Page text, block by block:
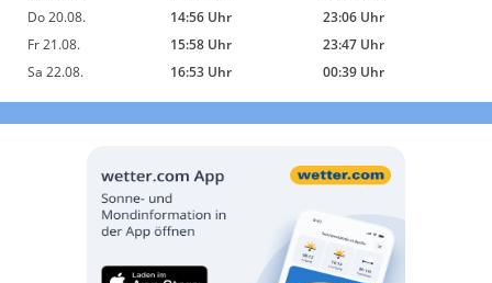
Do 20.08.
14:56 Uhr
23:06 Uhr
Fr 21.08.
15:58 Uhr
23:47 Uhr
Sa 22.08.
16:53 Uhr 00:39 Uhr